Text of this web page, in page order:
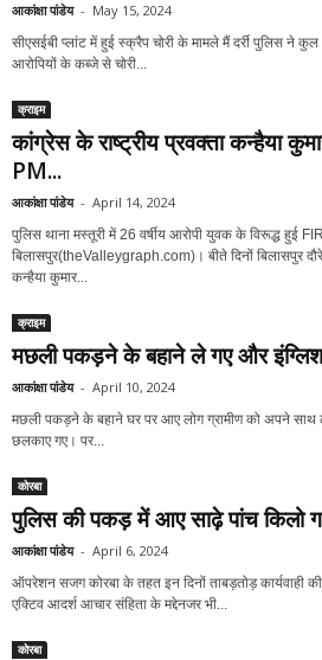
आकांक्षा पांडेय - May 15, 2024
सीएसईबी प्लांट में हुई स्क्रैप चोरी के मामले मैं दर्री पुलिस ने
आरोपियों के कब्जे से चोरी...
क्राइम
कांग्रेस के राष्ट्रीय प्रवक्ता कन्हैया
PM...
आकांक्षा पांडेय - April 14, 2024
पुलिस थाना मस्तूरी में 26 वर्षीय आरोपी युवक के विरूद्ध हुई FIR
बिलासपुर(theValleygraph.com)। बीते दिनों बिलासपुर
कन्हैया कुमार...
क्राइम
मछली पकड़ने के बहाने ले गए और इंग्लिश
आकांक्षा पांडेय - April 10, 2024
मछली पकड़ने के बहाने घर पर आए लोग ग्रामीण को अपने साथ
छलकाए गए। पर...
कोरबा
पुलिस की पकड़ में आए साढ़े पांच किलो
आकांक्षा पांडेय - April 6, 2024
ऑपरेशन सजग कोरबा के तहत इन दिनों ताबड़तोड़ कार्यवाही
एक्टिव आदर्श आचार संहिता के मद्देनजर भी...
कोरबा